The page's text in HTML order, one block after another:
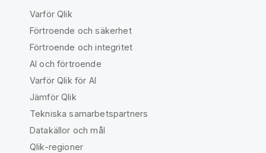
Varför Qlik
Förtroende och säkerhet
Förtroende och integritet
AI och förtroende
Varför Qlik för AI
Jämför Qlik
Tekniska samarbetspartners
Datakällor och mål
Qlik-regioner